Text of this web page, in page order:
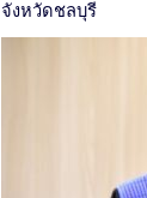
จังหวัดชลบุรี